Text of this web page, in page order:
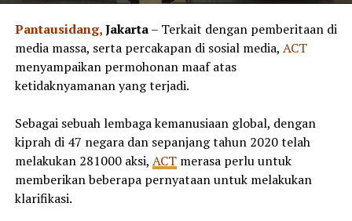
Pantausidang,Jakarta– Terkait dengan pemberitaan di
media massa, serta percakapan di sosial media, ACT
menyampaikan permohonan maaf atas
ketidaknyamanan yang terjadi.
Sebagai sebuah lembaga kemanusiaan global, dengan
kiprah di 47 negara dan sepanjang tahun 2020 telah
melakukan 281000 aksi, ACTmerasa perlu untuk
memberikan beberapa pernyataan untuk melakukan
klarifikasi.